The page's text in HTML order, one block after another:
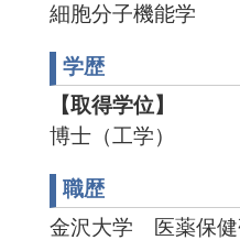
細胞分子機能学
学歴
【取得学位】
博士（工学）
職歴
金沢大学 医薬保